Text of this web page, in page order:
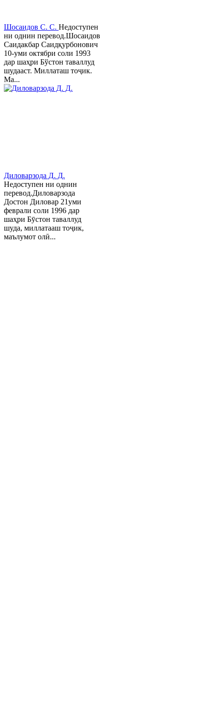
Шосаидов С. С. Недоступен
ни однин перевод.Шосаидов
Саидакбар Саидқурбонович
10-уми октябри соли 1993
дар шаҳри Бўстон таваллуд
шудааст. Миллаташ тоҷик.
Ма...
Диловарзода Д. Д.
Недоступен ни однин
перевод.Диловарзода
Достон Диловар 21уми
феврали соли 1996 дар
шаҳри Бӯстон таваллуд
шуда, миллатааш тоҷик,
маълумот олӣ...